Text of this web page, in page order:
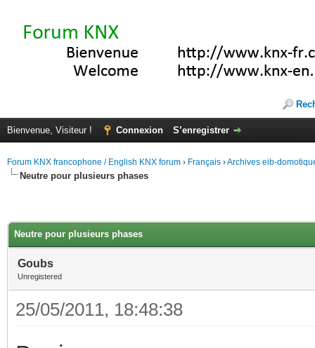
Bienvenue, Visiteur ! Connexion S’enregistrer
Forum KNX francophone / English KNX forum › Français ›Archives eib-
Neutre pour plusieurs phases
Neutre pour plusieurs phases
Goubs
Unregistered
25/05/2011, 18:48:38